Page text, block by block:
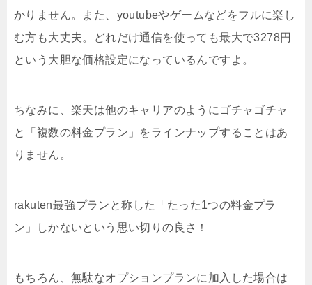
かりません。また、youtubeやゲームなどをフルに楽し
む方も大丈夫。どれだけ通信を使っても最大で3278円
という大胆な価格設定になっているんですよ。
ちなみに、楽天は他のキャリアのようにゴチャゴチャ
と「複数の料金プラン」をラインナップすることはあ
りません。
rakuten最強プランと称した「たった1つの料金プラ
ン」しかないという思い切りの良さ！
もちろん、無駄なオプションプランに加入した場合は